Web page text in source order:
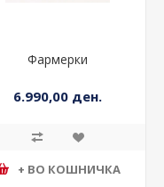
Фармерки
6.990,00 ден.
+ ВО КОШНИЧКА